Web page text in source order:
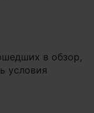
в обзор,
условия